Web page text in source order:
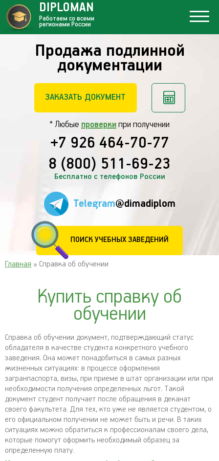
Продажа подлинной
документации
ЗАКАЗАТЬ ДОКУМЕНТ
* Любые проверки при получении
+7 926 464-70-77
8 (800) 511-69-23
Бесплатно с телефонов России
Telegram@dimadiplom
ПОИСК УЧЕБНЫХ ЗАВЕДЕНИЙ
DIPLOMAN
Работаем со всеми
регионами России
Главная » Справка об обучении
Купить справку об
обучении
Справка об обучении документ, подтверждающий статус
обладателя в качестве студента конкретного учебного
заведения. Она может понадобиться в самых разных
жизненных ситуациях: в процессе оформления
загранпаспорта, визы, при приеме в штат организации или при
необходимости получения определенных льгот. Такой
документ студент получает после обращения в деканат
своего факультета. Для тех, кто уже не является студентом, о
его официальном получении не может быть и речи. В таких
ситуациях можно обратиться к профессионалам своего дела,
которые помогут оформить необходимый образец за
определенную плату.